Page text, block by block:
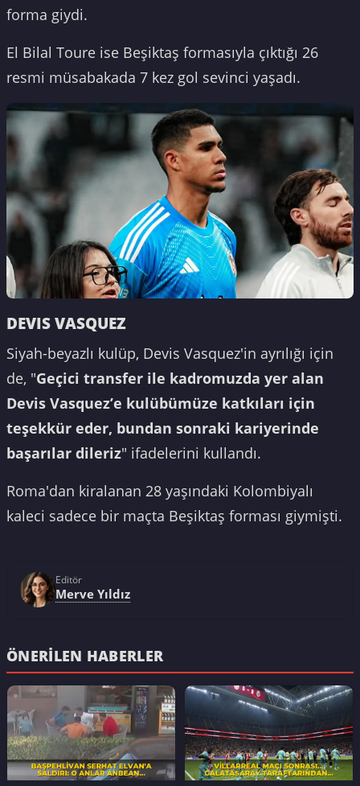
forma giydi.
El Bilal Toure ise Beşiktaş formasıyla çıktığı 26
resmi müsabakada 7 kez gol sevinci yaşadı.
DEVIS VASQUEZ
Siyah-beyazlı kulüp, Devis Vasquez'in ayrılığı için
de, "Geçici transfer ile kadromuzda yer alan
Devis Vasquez’e kulübümüze katkıları için
teşekkür eder, bundan sonraki kariyerinde
başarılar dileriz" ifadelerini kullandı.
Roma'dan kiralanan 28 yaşındaki Kolombiyalı
kaleci sadece bir maçta Beşiktaş forması giymişti.
Editör
Merve Yıldız
ÖNERILEN HABERLER